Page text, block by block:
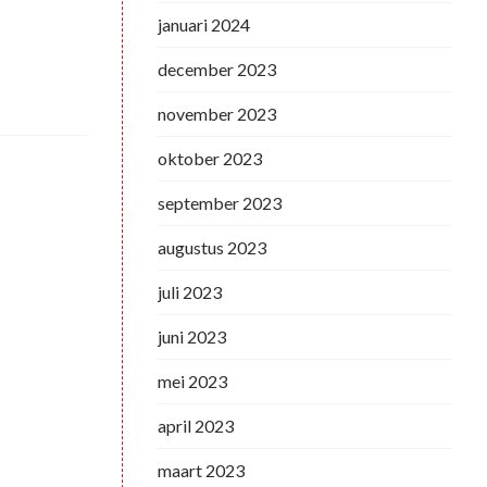
januari 2024
december 2023
november 2023
oktober 2023
september 2023
augustus 2023
juli 2023
juni 2023
mei 2023
april 2023
maart 2023